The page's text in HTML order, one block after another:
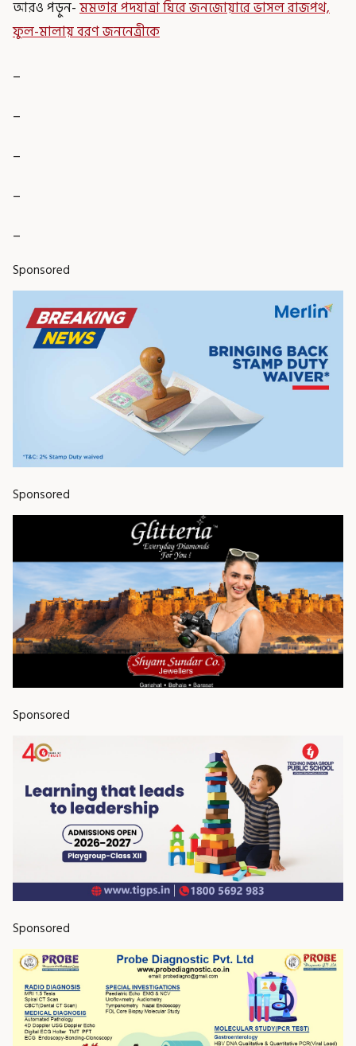
আরও পড়ুন-মমতার পদযাত্রা ঘিরে জনজোয়ারে ভাসল রাজপথ,
ফুল-মালায় বরণ জননেত্রীকে
_
_
_
_
_
Sponsored
Sponsored
Sponsored
Sponsored